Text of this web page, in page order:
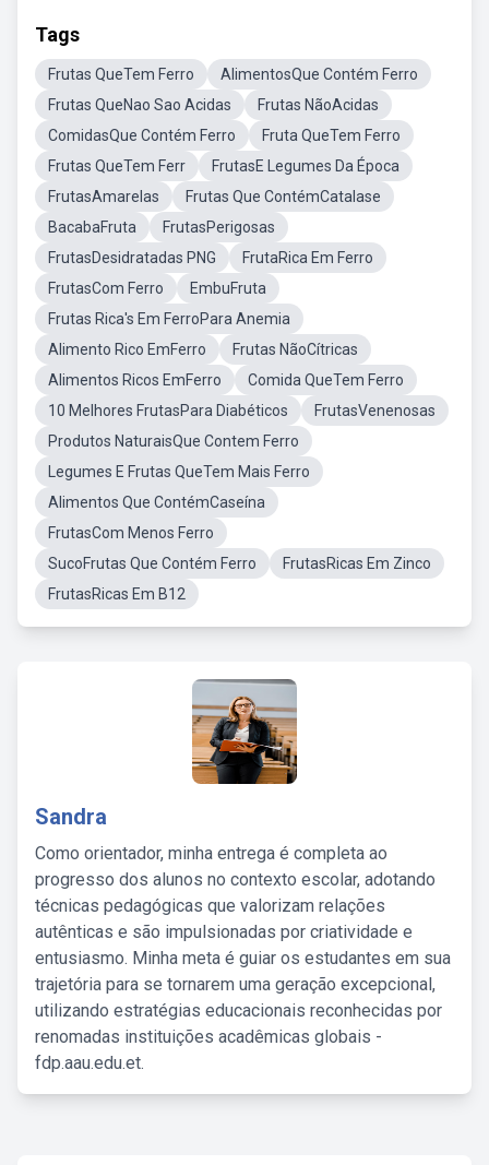
Tags
Frutas QueTem Ferro
AlimentosQue Contém Ferro
Frutas QueNao Sao Acidas
Frutas NãoAcidas
ComidasQue Contém Ferro
Fruta QueTem Ferro
Frutas QueTem Ferr
FrutasE Legumes Da Época
FrutasAmarelas
Frutas Que ContémCatalase
BacabaFruta
FrutasPerigosas
FrutasDesidratadas PNG
FrutaRica Em Ferro
FrutasCom Ferro
EmbuFruta
Frutas Rica's Em FerroPara Anemia
Alimento Rico EmFerro
Frutas NãoCítricas
Alimentos Ricos EmFerro
Comida QueTem Ferro
10 Melhores FrutasPara Diabéticos
FrutasVenenosas
Produtos NaturaisQue Contem Ferro
Legumes E Frutas QueTem Mais Ferro
Alimentos Que ContémCaseína
FrutasCom Menos Ferro
SucoFrutas Que Contém Ferro
FrutasRicas Em Zinco
FrutasRicas Em B12
Sandra
Como orientador, minha entrega é completa ao
progresso dos alunos no contexto escolar, adotando
técnicas pedagógicas que valorizam relações
autênticas e são impulsionadas por criatividade e
entusiasmo. Minha meta é guiar os estudantes em sua
trajetória para se tornarem uma geração excepcional,
utilizando estratégias educacionais reconhecidas por
renomadas instituições acadêmicas globais -
fdp.aau.edu.et.